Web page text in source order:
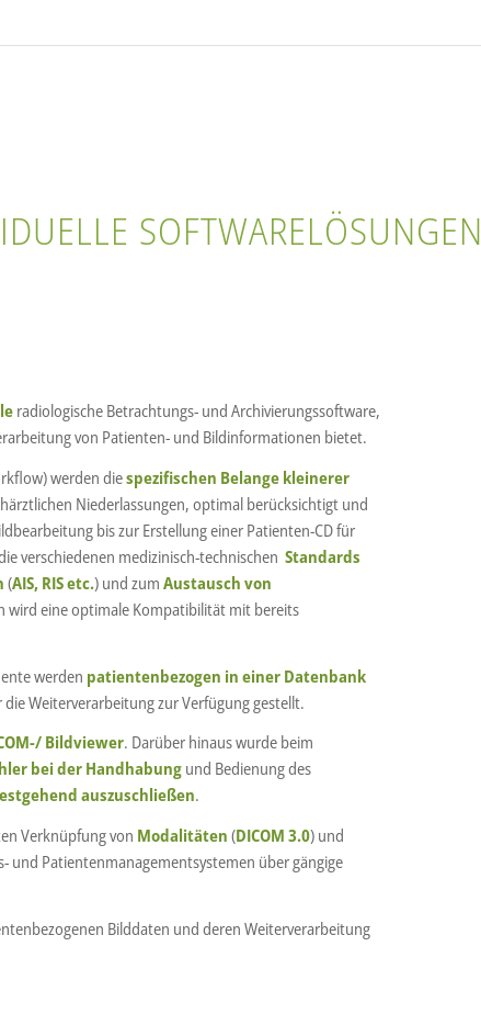
SOFTWARELÖSUNGEN
radiologische Betrachtungs- und Archivierungssoftware,
von Patienten- und Bildinformationen bietet.
werden diespezifischen Belange kleinerer
Niederlassungen, optimal berücksichtigt und
bis zur Erstellung einer Patienten-CD für
verschiedenen medizinisch-technischen Standards
(AIS, RIS etc.) und zum Austausch von
wird eine optimale Kompatibilität mit bereits
werden patientenbezogen in einer Datenbank
Weiterverarbeitung zur Verfügung gestellt.
Bildviewer. Darüber hinaus wurde beim
bei der Handhabungund Bedienung des
auszuschließen.
Verknüpfung von Modalitäten (DICOM 3.0) und
und Patientenmanagementsystemen über gängige
Bilddaten und deren Weiterverarbeitung